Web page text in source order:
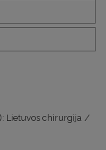
Lietuvos chirurgija /